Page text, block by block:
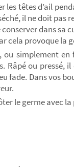
les têtes d’ail
il ne doit pas
conserver dans
cela provoque la
ou simplement
Râpé ou pressé,
fade. Dans vos
le germe avec